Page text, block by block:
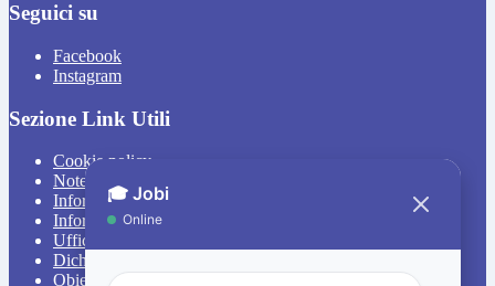
Seguici su
Facebook
Instagram
Sezione Link Utili
Cookie policy
Note legali
Informativa Privacy
Informativa Privacy chatbot Jobi
Ufficio Relazioni con il Pubblico
Dichiarazione di accessibilità
Obiettivi di accessibilità